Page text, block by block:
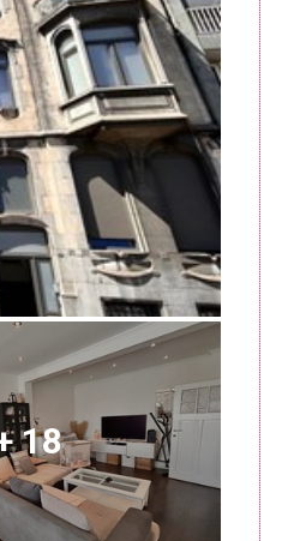
18